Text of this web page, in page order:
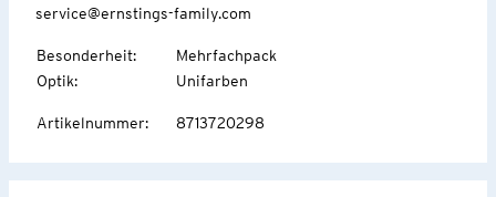
service@ernstings-family.com
Besonderheit:
Mehrfachpack
Optik: Unifarben
Artikelnummer: 8713720298